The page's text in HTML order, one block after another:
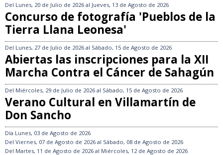
Del Lunes, 20 de Julio de 2026 al Jueves, 13 de Agosto de 2026
Concurso de fotografía 'Pueblos de la
Tierra Llana Leonesa'
Del Lunes, 27 de Julio de 2026 al Sábado, 15 de Agosto de 2026
Abiertas las inscripciones para la XII
Marcha Contra el Cáncer de Sahagún
Del Miércoles, 29 de Julio de 2026 al Sábado, 15 de Agosto de 2026
Verano Cultural en Villamartín de
Don Sancho
Día Lunes, 03 de Agosto de 2026
Del Viernes, 07 de Agosto de 2026 al Sábado, 08 de Agosto de 2026
Del Martes, 11 de Agosto de 2026 al Miércoles, 12 de Agosto de 2026